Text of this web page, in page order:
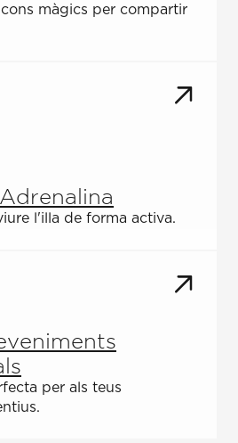
màgics per compartir
l'illa de forma activa.
per als teus